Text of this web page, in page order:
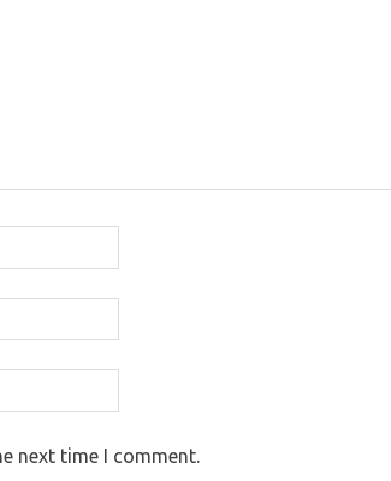
next time I comment.